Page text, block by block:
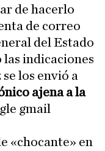
de hacerlo
de correo
del Estado
indicaciones
los envió a
ajena a la
gmail
«chocante» en